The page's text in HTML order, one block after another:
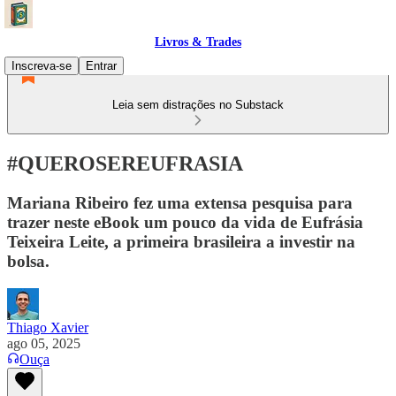
Livros & Trades
Inscreva-se
Entrar
Leia sem distrações no Substack
#QUEROSEREUFRASIA
Mariana Ribeiro fez uma extensa pesquisa para
trazer neste eBook um pouco da vida de Eufrásia
Teixeira Leite, a primeira brasileira a investir na
bolsa.
Thiago Xavier
ago 05, 2025
Ouça